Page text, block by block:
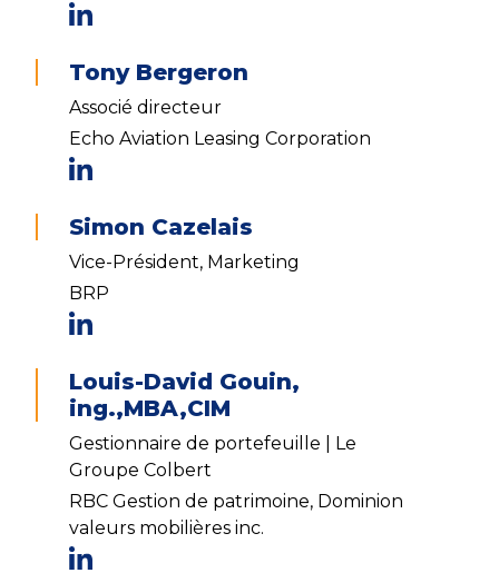
Tony Bergeron
Associé directeur
Echo Aviation Leasing Corporation
Simon Cazelais
Vice-Président, Marketing
BRP
Louis-David Gouin,
ing.,MBA,CIM
Gestionnaire de portefeuille | Le
Groupe Colbert
RBC Gestion de patrimoine, Dominion
valeurs mobilières inc.